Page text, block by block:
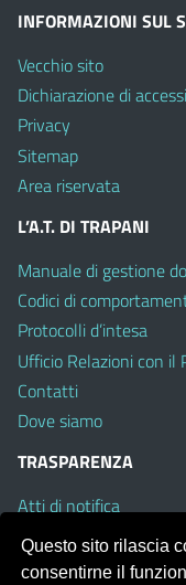
INFORMAZIONI SUL
Vecchio sito
Dichiarazione di
Privacy
Sitemap
Area riservata
L’A.T. DI TRAPANI
Manuale di gestione
Codici di
Protocolli d’intesa
Ufficio Relazioni con il
Contatti
Dove siamo
TRASPARENZA
Atti di notifica
Albo on line
Amministrazione
Questo sito rilascia
consentirne il